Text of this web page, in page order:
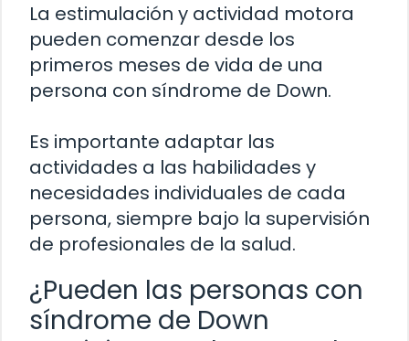
La estimulación y actividad motora
pueden comenzar desde los
primeros meses de vida de una
persona con síndrome de Down.
Es importante adaptar las
actividades a las habilidades y
necesidades individuales de cada
persona, siempre bajo la supervisión
de profesionales de la salud.
¿Pueden las personas con
síndrome de Down